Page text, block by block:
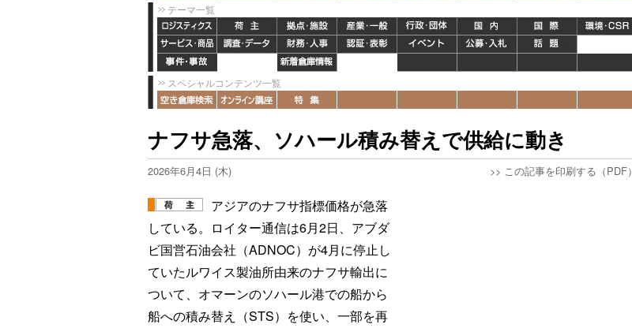
テーマ一覧
スペシャルコンテンツ一覧
ナフサ急落、ソハール積み替えで供給に動き
2026年6月4日 (木) >> この記事を印刷する（PDF）
アジアのナフサ指標価格が急落
している。ロイター通信は6月2日、アブダ
ビ国営石油会社（ADNOC）が4月に停止し
ていたルワイス製油所由来のナフサ輸出に
ついて、オマーンのソハール港での船から
船への積み替え（STS）を使い、一部を再